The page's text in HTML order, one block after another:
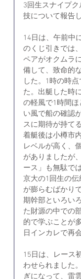
3回生スナイプ
技について報告
14日は、午前中
のくじ引きでは
ペアがオクムラ
備して、致命的
した。1時の時
た。出艇した時
の軽風で1時間
い風で船の確認
スに期待が持て
着艇後は小樽市
レベルが高く、
がありましたが
ース」も無駄で
京大の1回生の
が膨らむばかり
期幹部といろい
た財源の中での
的で学ぶことが
日インカレで再
15日は、レース
わせられました
ぎになって、雷